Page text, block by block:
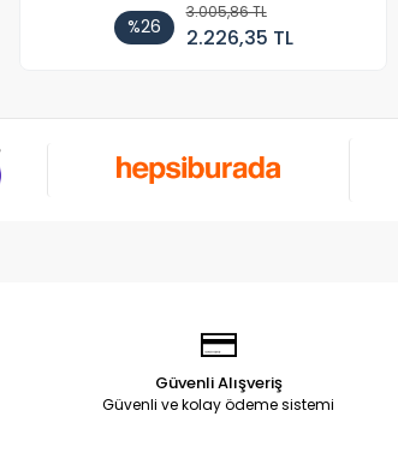
%26
3.005,86 TL
2.226,35 TL
Güvenli Alışveriş
Güvenli ve kolay ödeme sistemi